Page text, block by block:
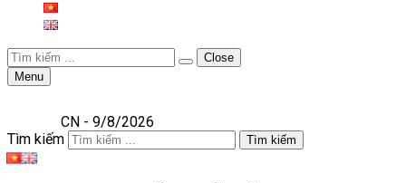
Close
Menu
CN - 9/8/2026
Tìm kiếm
Tìm kiếm